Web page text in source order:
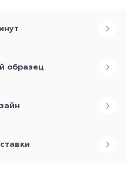
образец